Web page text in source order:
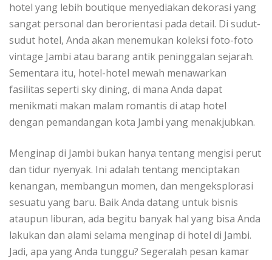
hotel yang lebih boutique menyediakan dekorasi yang
sangat personal dan berorientasi pada detail. Di sudut-
sudut hotel, Anda akan menemukan koleksi foto-foto
vintage Jambi atau barang antik peninggalan sejarah.
Sementara itu, hotel-hotel mewah menawarkan
fasilitas seperti sky dining, di mana Anda dapat
menikmati makan malam romantis di atap hotel
dengan pemandangan kota Jambi yang menakjubkan.
Menginap di Jambi bukan hanya tentang mengisi perut
dan tidur nyenyak. Ini adalah tentang menciptakan
kenangan, membangun momen, dan mengeksplorasi
sesuatu yang baru. Baik Anda datang untuk bisnis
ataupun liburan, ada begitu banyak hal yang bisa Anda
lakukan dan alami selama menginap di hotel di Jambi.
Jadi, apa yang Anda tunggu? Segeralah pesan kamar